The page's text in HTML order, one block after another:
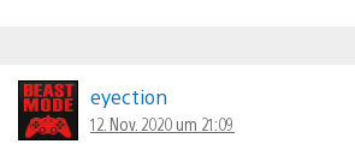
eyection
12. Nov. 2020 um 21:09